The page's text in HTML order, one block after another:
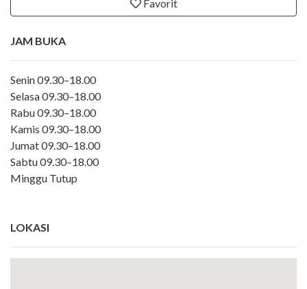
Favorit
JAM BUKA
Senin 09.30–18.00
Selasa 09.30–18.00
Rabu 09.30–18.00
Kamis 09.30–18.00
Jumat 09.30–18.00
Sabtu 09.30–18.00
Minggu Tutup
LOKASI